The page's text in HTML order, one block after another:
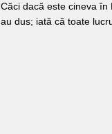
Căci dacă este cineva în
au dus; iată că toate